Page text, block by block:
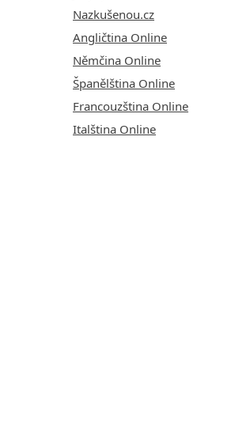
Nazkušenou.cz
Angličtina Online
Němčina Online
Španělština Online
Francouzština Online
Italština Online